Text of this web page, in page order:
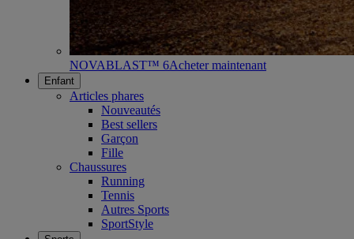
NOVABLAST™ 6Acheter maintenant
Enfant
Articles phares
Nouveautés
Best sellers
Garçon
Fille
Chaussures
Running
Tennis
Autres Sports
SportStyle